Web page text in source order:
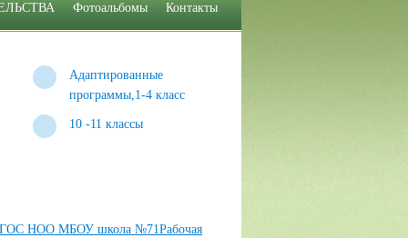
Адаптированные
программы,1-4 класс
10 -11 классы
ФГОС НОО МБОУ школа №71Рабочая
Фотоальбомы Контакты